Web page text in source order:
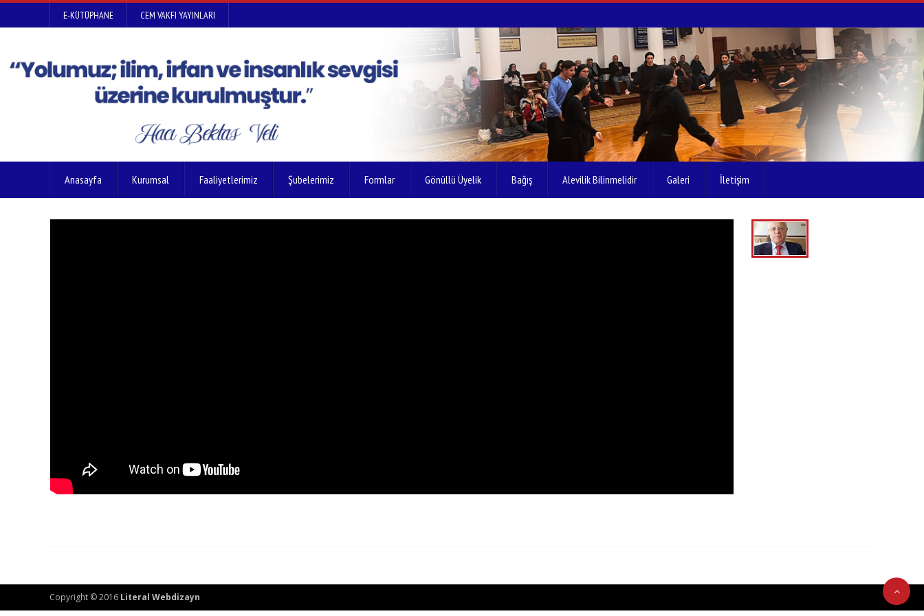
E-KÜTÜPHANE CEM VAKFI YAYINLARI
Anasayfa Kurumsal Faaliyetlerimiz Şubelerimiz Formlar Gönüllü Üyelik Bağış Alevilik Bilinmelidir Galeri İletişim
Copyright © 2016 Literal Webdizayn